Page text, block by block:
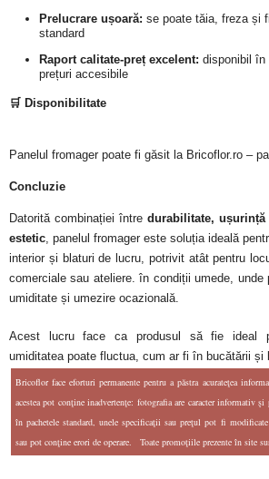
Prelucrare ușoară: se poate tăia, freza și
standard
Raport calitate-preț excelent: disponibil în
prețuri accesibile
🛒 Disponibilitate
Panelul fromager poate fi găsit la Bricoflor.ro –
Concluzie
Datorită combinației între durabilitate,
estetic, panelul fromager este soluția ideală
interior și blaturi de lucru, potrivit atât pentru
comerciale sau ateliere. în condiții umede, unde
umiditate și umezire ocazională.
Acest lucru face ca produsul să fie ideal
umiditatea poate fluctua, cum ar fi în bucătării și
Bricoflor face eforturi permanente pentru a păstra acurateţea
acestea pot conţine inadvertenţe: fotografia are caracter informativ
în pachetele standard, unele specificaţii sau preţul pot fi
sau pot conţine erori de operare. Toate promoţiile prezente în site